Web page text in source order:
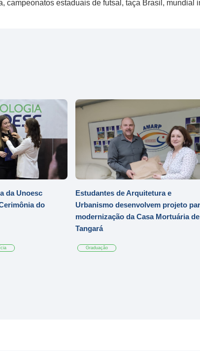
campeonatos estaduais de futsal, taça Brasil, mundial
da Unoesc
do
Estudantes de Arquitetura e
Urbanismo desenvolvem projeto
modernização da Casa Mortuária de
Tangará
Graduação